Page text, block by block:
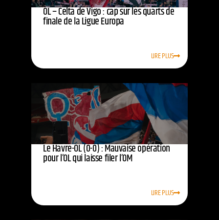
OL – Celta de Vigo : cap sur les quarts de
finale de la Ligue Europa
LIRE PLUS
Le Havre-OL (0-0) : Mauvaise opération
pour l’OL qui laisse filer l’OM
LIRE PLUS